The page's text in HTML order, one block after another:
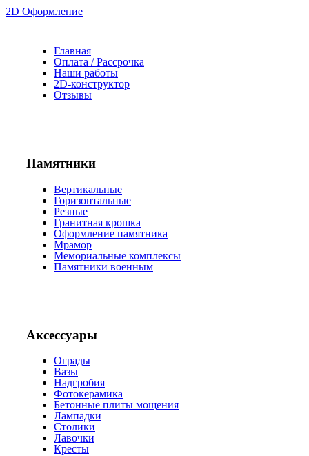
2D Оформление
Главная
Оплата / Рассрочка
Наши работы
2D-конструктор
Отзывы
Памятники
Вертикальные
Горизонтальные
Резные
Гранитная крошка
Оформление памятника
Мрамор
Мемориальные комплексы
Памятники военным
Аксессуары
Ограды
Вазы
Надгробия
Фотокерамика
Бетонные плиты мощения
Лампадки
Столики
Лавочки
Кресты